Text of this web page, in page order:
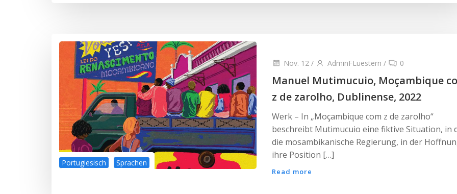
Portugiesisch Sprachen
Nov. 12 / AdminFLuestern / 0
Manuel Mutimucuio, Moçambique
z de zarolho, Dublinense, 2022
Werk – In „Moçambique com z de zarolho“
beschreibt Mutimucuio eine fiktive Situation, in
die mosambikanische Regierung, in der
ihre Position […]
Read more